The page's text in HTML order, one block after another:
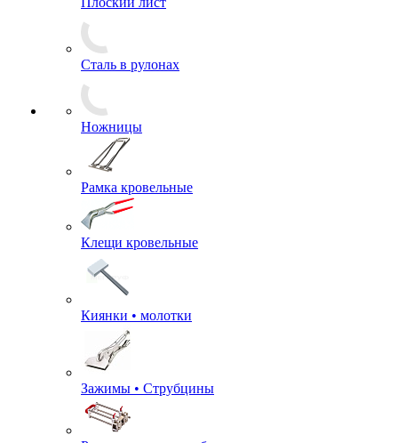
Плоский лист
Сталь в рулонах
Ножницы
Рамка кровельные
Клещи кровельные
Киянки • молотки
Зажимы • Струбцины